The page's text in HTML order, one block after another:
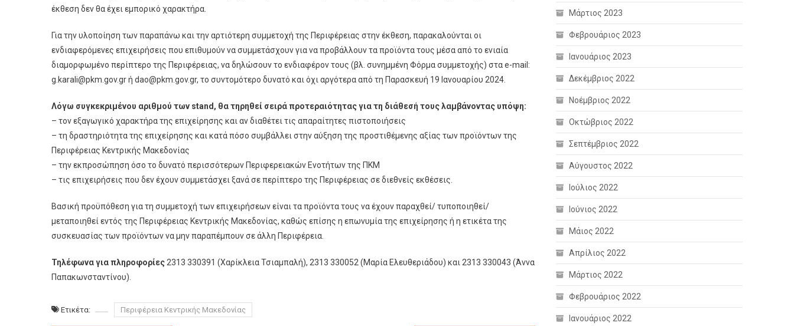
έκθεση δεν θα έχει εμπορικό χαρακτήρα.
Για την υλοποίηση των παραπάνω και την αρτιότερη συμμετοχή της Περιφέρειας στην έκθεση, παρακαλούνται οι
ενδιαφερόμενες επιχειρήσεις που επιθυμούν να συμμετάσχουν για να προβάλλουν τα προϊόντα τους μέσα από το ενιαία
διαμορφωμένο περίπτερο της Περιφέρειας, να δηλώσουν το ενδιαφέρον τους (βλ. συνημμένη Φόρμα συμμετοχής) στα e-mail:
g.karali@pkm.gov.gr ή dao@pkm.gov.gr, το συντομότερο δυνατό και όχι αργότερα από τη Παρασκευή 19 Ιανουαρίου 2024.
Λόγω συγκεκριμένου αριθμού των stand, θα τηρηθεί σειρά προτεραιότητας για τη διάθεσή τους λαμβάνοντας υπόψη:
– τον εξαγωγικό χαρακτήρα της επιχείρησης και αν διαθέτει τις απαραίτητες πιστοποιήσεις
– τη δραστηριότητα της επιχείρησης και κατά πόσο συμβάλλει στην αύξηση της προστιθέμενης αξίας των προϊόντων της
Περιφέρειας Κεντρικής Μακεδονίας
– την εκπροσώπηση όσο το δυνατό περισσότερων Περιφερειακών Ενοτήτων της ΠΚΜ
– τις επιχειρήσεις που δεν έχουν συμμετάσχει ξανά σε περίπτερο της Περιφέρειας σε διεθνείς εκθέσεις.
Βασική προϋπόθεση για τη συμμετοχή των επιχειρήσεων είναι τα προϊόντα τους να έχουν παραχθεί/ τυποποιηθεί/
μεταποιηθεί εντός της Περιφέρειας Κεντρικής Μακεδονίας, καθώς επίσης η επωνυμία της επιχείρησης ή η ετικέτα της
συσκευασίας των προϊόντων να μην παραπέμπουν σε άλλη Περιφέρεια.
Τηλέφωνα για πληροφορίες2313 330391 (Χαρίκλεια Τσιαμπαλή), 2313 330052 (Μαρία Ελευθεριάδου) και 2313 330043 (Άννα
Παπακωνσταντίνου).
Ετικέτα: Περιφέρεια Κεντρικής Μακεδονίας
Μάρτιος 2023
Φεβρουάριος 2023
Ιανουάριος 2023
Δεκέμβριος 2022
Νοέμβριος 2022
Οκτώβριος 2022
Σεπτέμβριος 2022
Αύγουστος 2022
Ιούλιος 2022
Ιούνιος 2022
Μάιος 2022
Απρίλιος 2022
Μάρτιος 2022
Φεβρουάριος 2022
Ιανουάριος 2022